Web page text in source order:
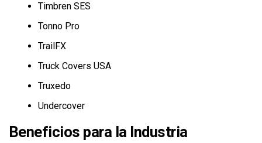
Timbren SES
Tonno Pro
TrailFX
Truck Covers USA
Truxedo
Undercover
Beneficios para la Industria